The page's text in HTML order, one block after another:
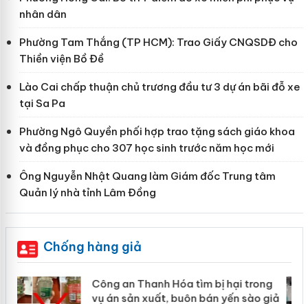
nhân dân
Phường Tam Thắng (TP HCM): Trao Giấy CNQSDĐ cho
Thiền viện Bồ Đề
Lào Cai chấp thuận chủ trương đầu tư 3 dự án bãi đỗ xe
tại Sa Pa
Phường Ngô Quyền phối hợp trao tặng sách giáo khoa
và đồng phục cho 307 học sinh trước năm học mới
Ông Nguyễn Nhật Quang làm Giám đốc Trung tâm
Quản lý nhà tỉnh Lâm Đồng
Chống hàng giả
Lào Cai xử lý 83 vụ vi phạm thương
mại trong tháng 7